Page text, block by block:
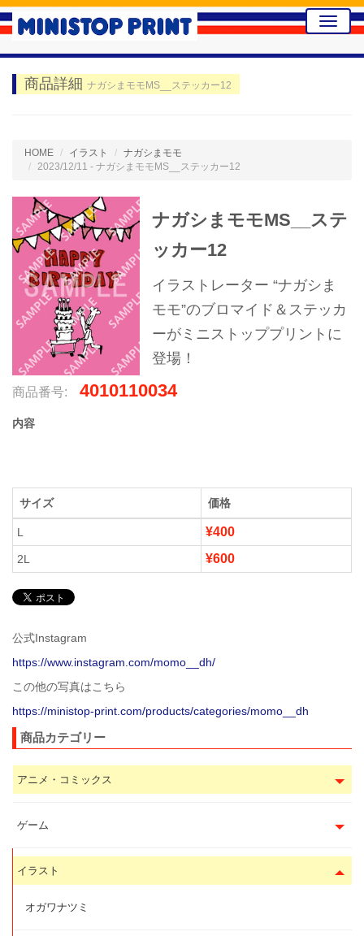
Toggle
商品詳細 ナガシまモモMS__ステッカー12
HOME イラスト
ナガシまモモ
2023/12/11 - ナガシまモモMS__ステッカー12
ナガシまモモMS__ステ
ッカー12
イラストレーター “ナガシま
モモ”のブロマイド＆ステッカ
ーがミニストッププリントに
登場！
商品番号: 4010110034
内容
サイズ 価格
L ¥400
2L ¥600
公式Instagram
https://www.instagram.com/momo__dh/
この他の写真はこちら
https://ministop-print.com/products/categories/momo__dh
商品カテゴリー
アニメ・コミックス
ゲーム
イラスト
オガワナツミ